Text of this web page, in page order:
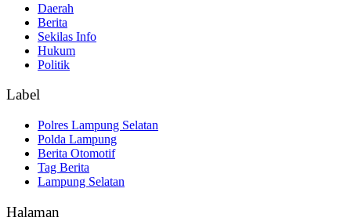
Daerah
Berita
Sekilas Info
Hukum
Politik
Label
Polres Lampung Selatan
Polda Lampung
Berita Otomotif
Tag Berita
Lampung Selatan
Halaman